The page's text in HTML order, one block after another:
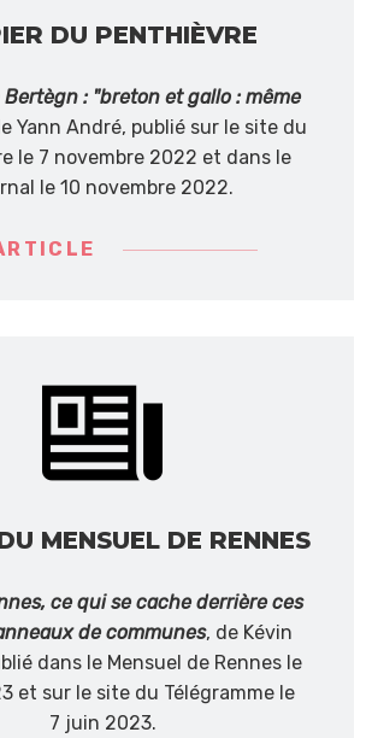
DU PENTHIÈVRE
Bertègn : "breton et gallo : même
Yann André, publié sur le site du
le 7 novembre 2022 et dans le
le 10 novembre 2022.
MENSUEL DE RENNES
ce qui se cache derrière ces
de communes, de Kévin
dans le Mensuel de Rennes le
et sur le site du Télégramme le
7 juin 2023.